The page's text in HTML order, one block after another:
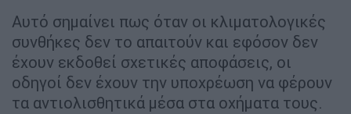
Αυτό σημαίνει πως όταν οι κλιματολογικές
συνθήκες δεν το απαιτούν και εφόσον δεν
έχουν εκδοθεί σχετικές αποφάσεις, οι
οδηγοί δεν έχουν την υποχρέωση να φέρουν
τα αντιολισθητικά μέσα στα οχήματα τους.